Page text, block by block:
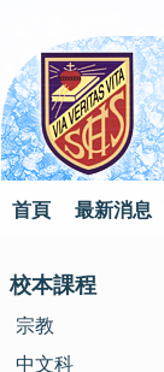
首頁 最新消息
校本課程
宗教
中文科